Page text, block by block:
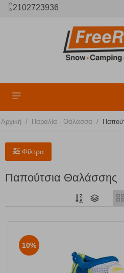
2102723936
Αρχική / Παραλία - Θάλασσα /
Φίλτρα
Παπούτσια Θαλάσσης
10%